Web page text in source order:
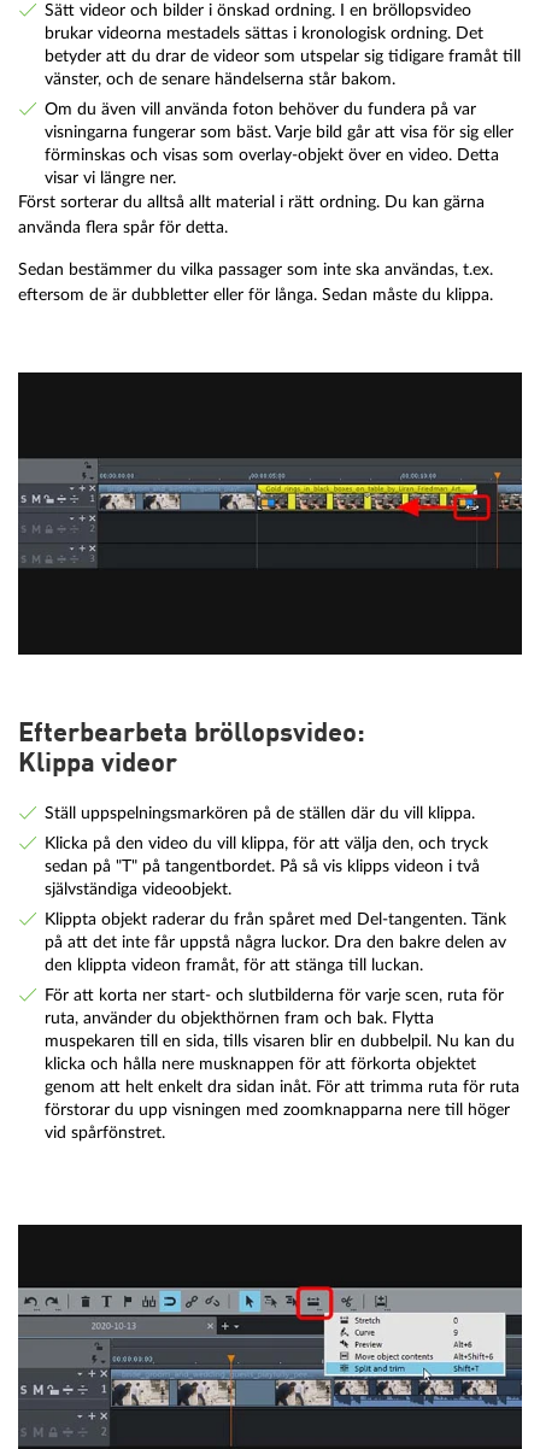
Sätt videor och bilder i önskad ordning. I en bröllopsvideo
brukar videorna mestadels sättas i kronologisk ordning. Det
betyder att du drar de videor som utspelar sig tidigare framåt till
vänster, och de senare händelserna står bakom.
Om du även vill använda foton behöver du fundera på var
visningarna fungerar som bäst. Varje bild går att visa för sig eller
förminskas och visas som overlay-objekt över en video. Detta
visar vi längre ner.
Först sorterar du alltså allt material i rätt ordning. Du kan gärna
använda flera spår för detta.
Sedan bestämmer du vilka passager som inte ska användas, t.ex.
eftersom de är dubbletter eller för långa. Sedan måste du klippa.
Efterbearbeta bröllopsvideo:
Klippa videor
Ställ uppspelningsmarkören på de ställen där du vill klippa.
Klicka på den video du vill klippa, för att välja den, och tryck
sedan på "T" på tangentbordet. På så vis klipps videon i två
självständiga videoobjekt.
Klippta objekt raderar du från spåret med Del-tangenten. Tänk
på att det inte får uppstå några luckor. Dra den bakre delen av
den klippta videon framåt, för att stänga till luckan.
För att korta ner start- och slutbilderna för varje scen, ruta för
ruta, använder du objekthörnen fram och bak. Flytta
muspekaren till en sida, tills visaren blir en dubbelpil. Nu kan du
klicka och hålla nere musknappen för att förkorta objektet
genom att helt enkelt dra sidan inåt. För att trimma ruta för ruta
förstorar du upp visningen med zoomknapparna nere till höger
vid spårfönstret.